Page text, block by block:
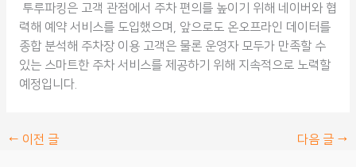
투루파킹은 고객 관점에서 주차 편의를 높이기 위해 네이버와 협
력해 예약 서비스를 도입했으며, 앞으로도 온오프라인 데이터를
종합 분석해 주차장 이용 고객은 물론 운영자 모두가 만족할 수
있는 스마트한 주차 서비스를 제공하기 위해 지속적으로 노력할
예정입니다.
← 이전 글 다음 글 →